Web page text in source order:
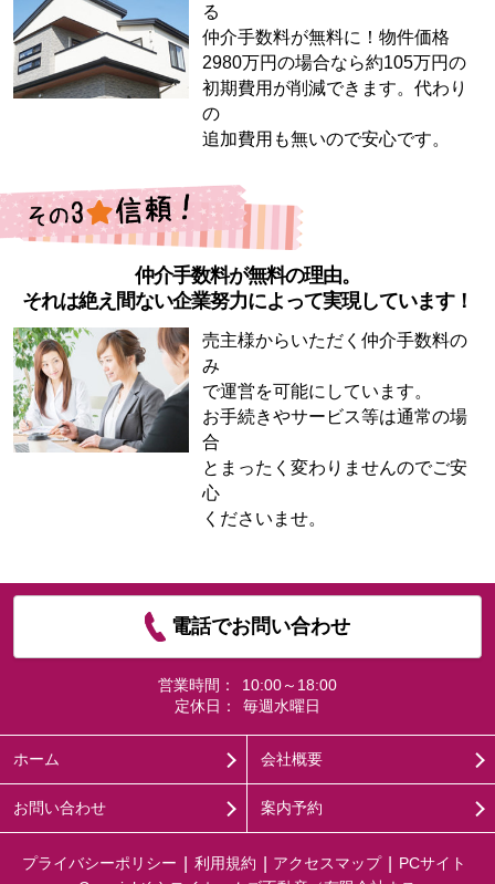
る
仲介手数料が無料に！物件価格
2980万円の場合なら約105万円の
初期費用が削減できます。代わり
の
追加費用も無いので安心です。
仲介手数料が無料の理由。
それは絶え間ない企業努力によって実現しています！
売主様からいただく仲介手数料の
み
で運営を可能にしています。
お手続きやサービス等は通常の場
合
とまったく変わりませんのでご安
心
くださいませ。
電話でお問い合わせ
営業時間：
10:00～18:00
定休日：
毎週水曜日
ホーム 会社概要
お問い合わせ 案内予約
プライバシーポリシー 利用規約 アクセスマップ
PCサイト